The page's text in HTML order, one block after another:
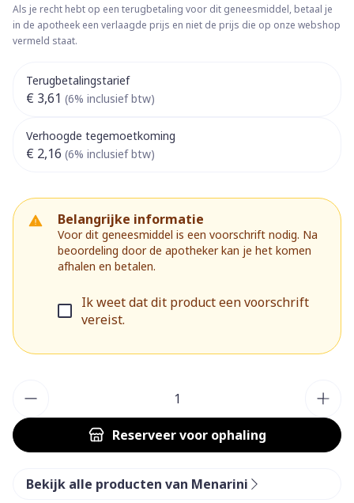
Als je recht hebt op een terugbetaling voor dit geneesmiddel, betaal je
in de apotheek een verlaagde prijs en niet de prijs die op onze webshop
vermeld staat.
Terugbetalingstarief
€ 3,61 (6% inclusief btw)
Verhoogde tegemoetkoming
€ 2,16 (6% inclusief btw)
Belangrijke informatie
Voor dit geneesmiddel is een voorschrift nodig. Na
beoordeling door de apotheker kan je het komen
afhalen en betalen.
Ik weet dat dit product een voorschrift
vereist.
Reserveervoor ophaling
Bekijk alle producten van Menarini